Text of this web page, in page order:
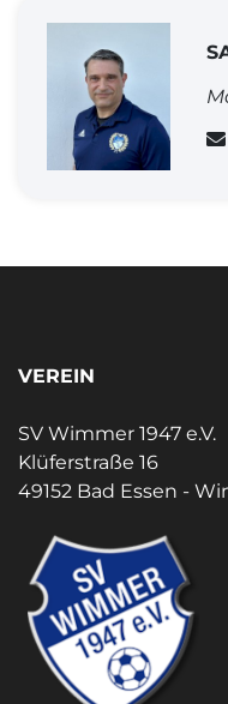
VEREIN
SV Wimmer 1947 e.V.
Klüferstraße 16
49152 Bad Essen -